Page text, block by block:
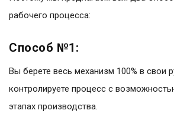
рабочего процесса:
Способ №1:
Вы берете весь механизм 100% в свои
контролируете процесс с
этапах производства.